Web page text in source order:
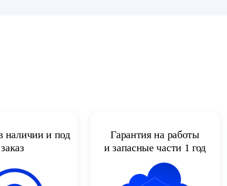
наличии и под
заказ
Гарантия на работы
и запасные части 1 год